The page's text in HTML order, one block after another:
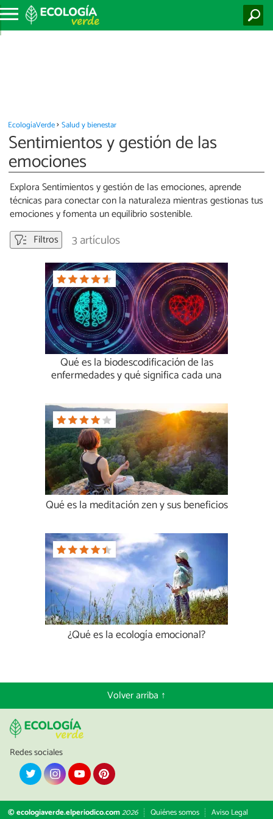
EcologíaVerde Salud y bienestar
Sentimientos y gestión de las
emociones
Explora Sentimientos y gestión de las emociones, aprende
técnicas para conectar con la naturaleza mientras gestionas tus
emociones y fomenta un equilibrio sostenible.
Filtros
3 artículos
Qué es la biodescodificación de las
enfermedades y qué significa cada una
Qué es la meditación zen y sus beneficios
¿Qué es la ecología emocional?
Volver arriba ↑
Redes sociales
© ecologiaverde.elperiodico.com2026 Quiénes somos Aviso Legal